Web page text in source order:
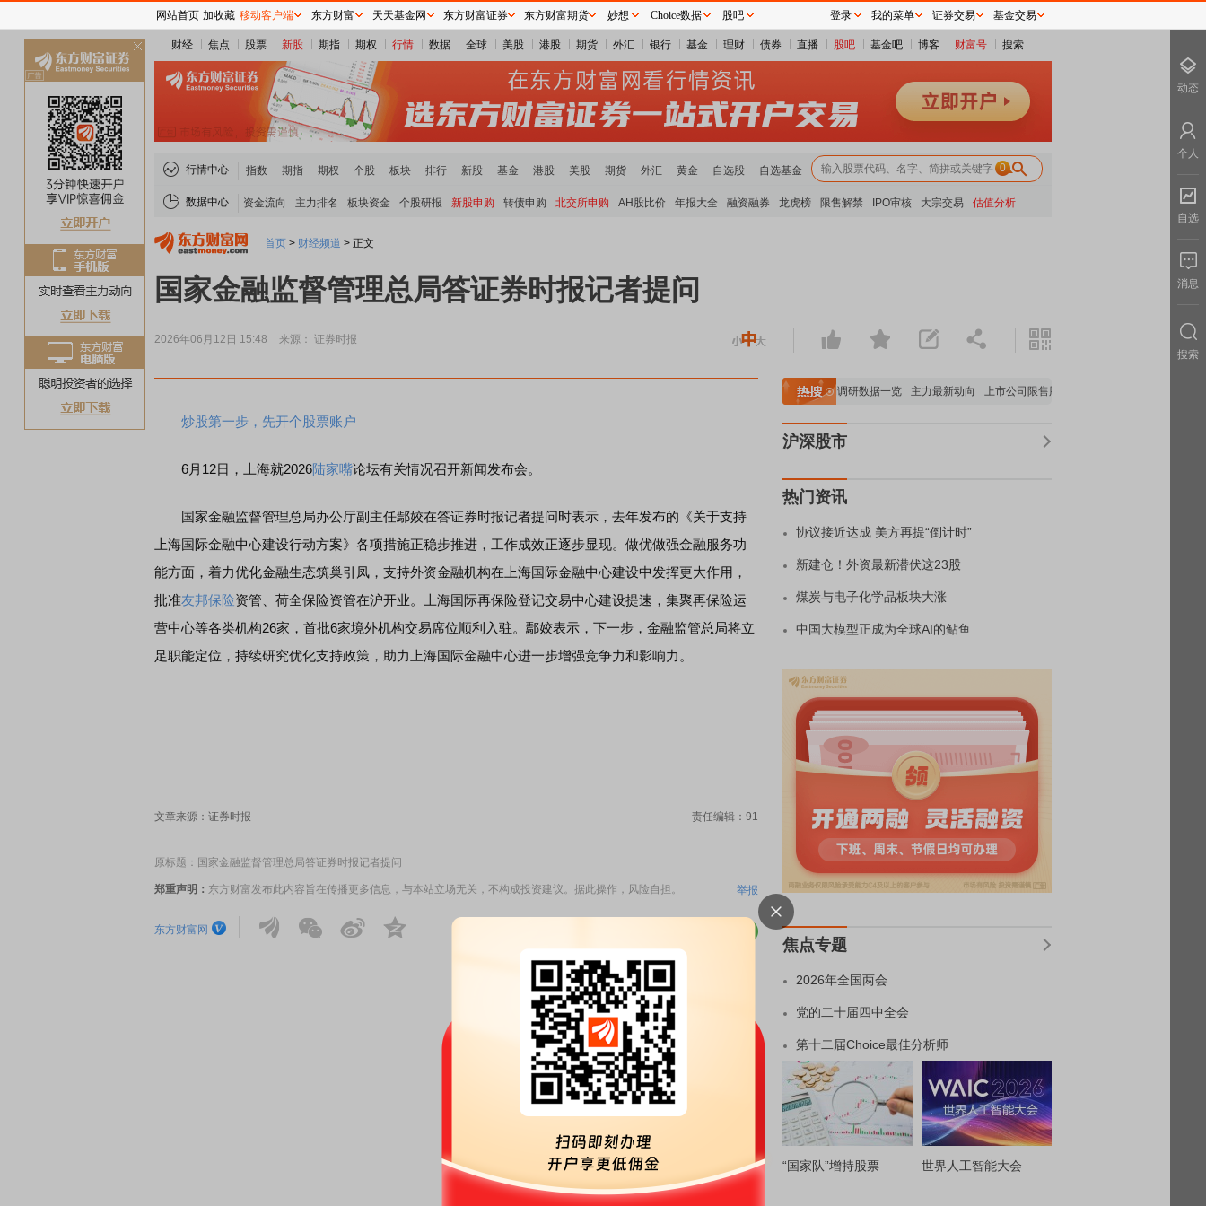
财经 焦点 股票 新股 期指 期权 行情 数据 全球 美股 港股 期货 外汇 银行 基金 理财 债券 直播 股吧 基金吧 博客 财富号 搜索
行情中心 指数 期指 期权 个股 板块 排行 新股 基金 港股 美股 期货 外汇 黄金 自选股 自选基金 0
数据中心 资金流向 主力排名 板块资金 个股研报 新股申购 转债申购 北交所申购 AH股比价 年报大全 融资融券 龙虎榜 限售解禁 IPO审核 大宗交易 估值分析
首页 > 财经频道 > 正文
国家金融监督管理总局答证券时报记者提问
2026年06月12日 15:48 来源： 证券时报
炒股第一步，先开个股票账户
6月12日，上海就2026陆家嘴论坛有关情况召开新闻发布会。
国家金融监督管理总局办公厅副主任鄢姣在答证券时报记者提问时表示，去年发布的《关于支持
上海国际金融中心建设行动方案》各项措施正稳步推进，工作成效正逐步显现。做优做强金融服务功
能方面，着力优化金融生态筑巢引凤，支持外资金融机构在上海国际金融中心建设中发挥更大作用，
批准友邦保险资管、荷全保险资管在沪开业。上海国际再保险登记交易中心建设提速，集聚再保险运
营中心等各类机构26家，首批6家境外机构交易席位顺利入驻。鄢姣表示，下一步，金融监管总局将立
足职能定位，持续研究优化支持政策，助力上海国际金融中心进一步增强竞争力和影响力。
文章来源：证券时报 责任编辑：91
原标题：国家金融监督管理总局答证券时报记者提问
郑重声明： 东方财富发布此内容旨在传播更多信息，与本站立场无关，不构成投资建议。据此操作，风险自担。 举报
东方财富网
重要机构持股数据 机构调研数据一览 主力最新动向 上市公司限售股解禁一览
沪深股市
热门资讯
协议接近达成 美方再提“倒计时”
新建仓！外资最新潜伏这23股
煤炭与电子化学品板块大涨
中国大模型正成为全球AI的鲇鱼
焦点专题
2026年全国两会
党的二十届四中全会
第十二届Choice最佳分析师
“国家队”增持股票 世界人工智能大会
网站首页 加收藏 移动客户端 东方财富 天天基金网 东方财富证券 东方财富期货 妙想 Choice数据 股吧 登录 我的菜单 证券交易 基金交易
动态
个人
自选
消息
搜索
关